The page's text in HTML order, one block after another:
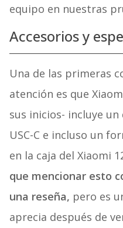
equipo en nuestras
Accesorios y
Una de las primeras
atención es que
sus inicios- incluye
USC-C e incluso un
en la caja del Xiaomi
que mencionar esto
una reseña, pero es
aprecia después de